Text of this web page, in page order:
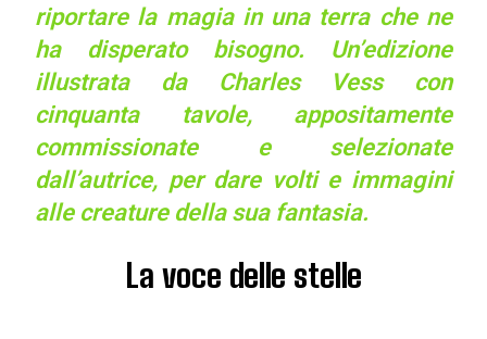
riportare la magia in una terra che ne
ha disperato bisogno. Un’edizione
illustrata da Charles Vess con
cinquanta tavole, appositamente
commissionate e selezionate
dall’autrice, per dare volti e immagini
alle creature della sua fantasia.
La voce delle stelle